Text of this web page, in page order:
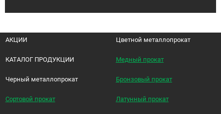
АКЦИИ
КАТАЛОГ ПРОДУКЦИИ
Черный металлопрокат
Сортовой прокат
Цветной металлопрокат
Медный прокат
Бронзовый прокат
Латунный прокат